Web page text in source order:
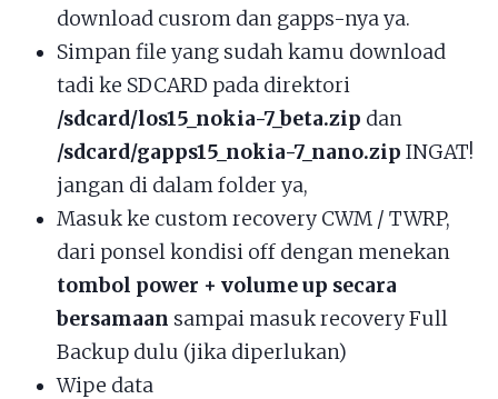
download cusrom dan gapps-nya ya.
Simpan file yang sudah kamu download
tadi ke SDCARD pada direktori
/sdcard/los15_nokia-7_beta.zip dan
/sdcard/gapps15_nokia-7_nano.zip INGAT!
jangan di dalam folder ya,
Masuk ke custom recovery CWM / TWRP,
dari ponsel kondisi off dengan menekan
tombol power + volume up secara
bersamaan sampai masuk recovery Full
Backup dulu (jika diperlukan)
Wipe data